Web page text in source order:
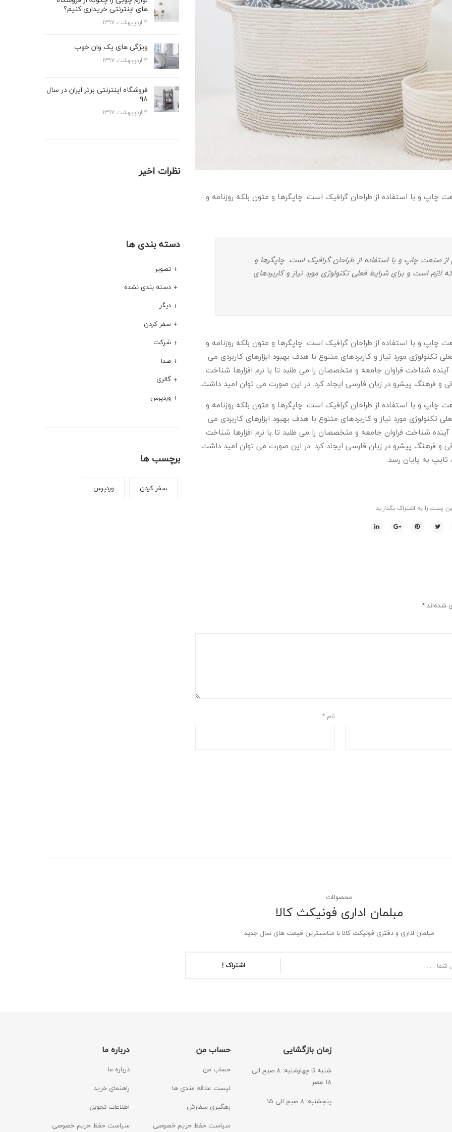
چاپ و با استفاده از طراحان گرافیک است. چاپگرها و متون بلکه روزنامه و
صنعت چاپ و با استفاده از طراحان گرافیک است. چاپگرها و
است و برای شرایط فعلی تکنولوژی مورد نیاز و کاربردهای
چاپ و با استفاده از طراحان گرافیک است. چاپگرها و متون بلکه روزنامه و
مورد نیاز و کاربردهای متنوع با هدف بهبود ابزارهای کاربردی می
شناخت فراوان جامعه و متخصصان را می طلبد تا با نرم افزارها شناخت
و فرهنگ پیشرو در زبان فارسی ایجاد کرد. در این صورت می توان امید داشت.
چاپ و با استفاده از طراحان گرافیک است. چاپگرها و متون بلکه روزنامه و
مورد نیاز و کاربردهای متنوع با هدف بهبود ابزارهای کاربردی می
شناخت فراوان جامعه و متخصصان را می طلبد تا با نرم افزارها شناخت
و فرهنگ پیشرو در زبان فارسی ایجاد کرد. در این صورت می توان امید داشت
به پایان رسد.
پست را به اشتراک بگذارید
شده‌اند*
نام*
های اینترنتی خریداری کنیم؟
۴ اردیبهشت ۱۳۹۷
ویژگی های یک وان خوب
۴ اردیبهشت ۱۳۹۷
فروشگاه اینترنتی برتر ایران در سال
۹۸
۴ اردیبهشت ۱۳۹۷
نظرات اخیر
دسته بندی ها
تصویر
دسته بندی نشده
دیگر
سفر کردن
شرکت
صدا
گالری
وردپرس
برچسب ها
سفر کردن وردپرس
محصولات
مبلمان اداری فونیکث کالا
مبلمان اداری و دفتری فونیکث کالا با مناسبترین قیمت های سال جدید
اشتراک !
زمان بازگشایی
شنبه تا چهارشنبه: ۸ صبح الی
۱۸ عصر
پنجشنبه: ۸ صبح الی ۱۵
حساب من
حساب من
لیست علاقه مندی ها
رهگیری سفارش
سیاست حفظ حریم خصوصی
درباره ما
درباره ما
راهنمای خرید
اطلاعات تحویل
سیاست حفظ حریم خصوصی